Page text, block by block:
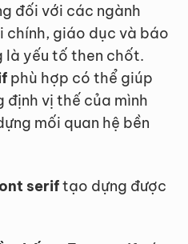
đối với các ngành
chính, giáo dục và báo
là yếu tố then chốt.
phù hợp có thể giúp
định vị thế của mình
mối quan hệ bền
seriftạo dựng được